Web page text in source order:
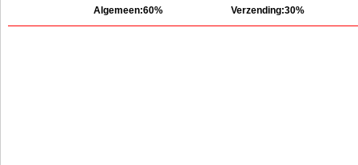
Algemeen:60% Verzending:30%